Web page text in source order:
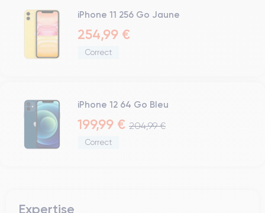
iPhone 11 256 Go Jaune
254,99 €
Correct
iPhone 12 64 Go Bleu
199,99 € 204,99 €
Correct
Expertise